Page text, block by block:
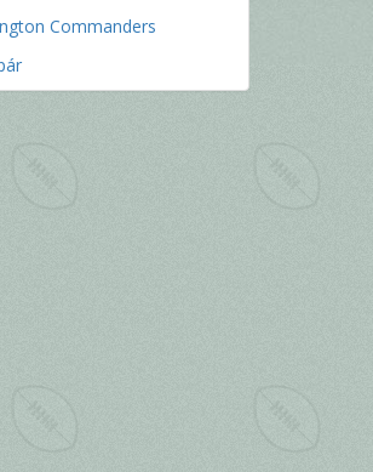
Commanders